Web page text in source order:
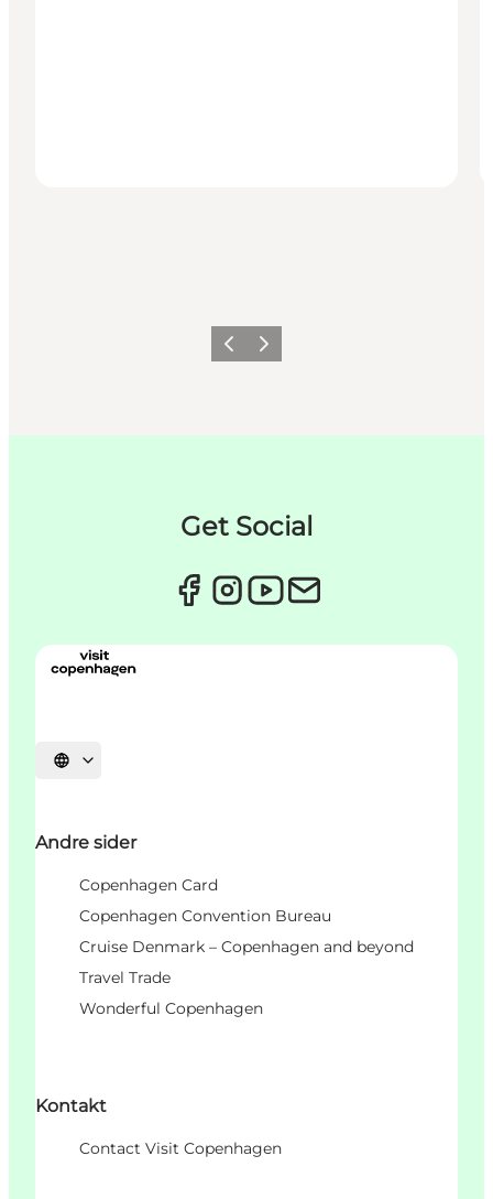
ForrigeNeste
Get Social
Velg språk
Andre sider
Copenhagen Card
Copenhagen Convention Bureau
Cruise Denmark – Copenhagen and beyond
Travel Trade
Wonderful Copenhagen
Kontakt
Contact Visit Copenhagen